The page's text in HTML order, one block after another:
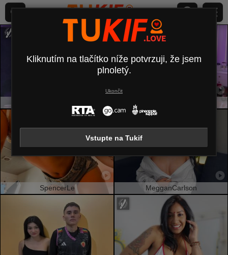
SpencerLe MegganCarlson
Kliknutím na tlačítko níže potvrzuji, že jsem
plnoletý.
Ukončit
Vstupte na Tukif